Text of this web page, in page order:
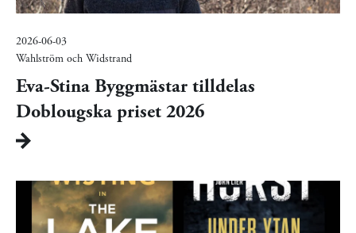
2026-06-03
Wahlström och Widstrand
Eva-Stina Byggmästar tilldelas
Doblougska priset 2026